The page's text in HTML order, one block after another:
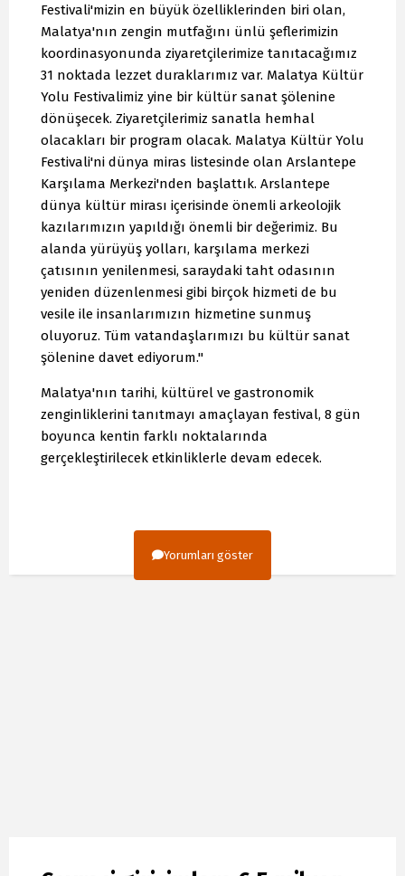
Festivali'mizin en büyük özelliklerinden biri olan,
Malatya'nın zengin mutfağını ünlü şeflerimizin
koordinasyonunda ziyaretçilerimize tanıtacağımız
31 noktada lezzet duraklarımız var. Malatya Kültür
Yolu Festivalimiz yine bir kültür sanat şölenine
dönüşecek. Ziyaretçilerimiz sanatla hemhal
olacakları bir program olacak. Malatya Kültür Yolu
Festivali'ni dünya miras listesinde olan Arslantepe
Karşılama Merkezi'nden başlattık. Arslantepe
dünya kültür mirası içerisinde önemli arkeolojik
kazılarımızın yapıldığı önemli bir değerimiz. Bu
alanda yürüyüş yolları, karşılama merkezi
çatısının yenilenmesi, saraydaki taht odasının
yeniden düzenlenmesi gibi birçok hizmeti de bu
vesile ile insanlarımızın hizmetine sunmuş
oluyoruz. Tüm vatandaşlarımızı bu kültür sanat
şölenine davet ediyorum."
Malatya'nın tarihi, kültürel ve gastronomik
zenginliklerini tanıtmayı amaçlayan festival, 8 gün
boyunca kentin farklı noktalarında
gerçekleştirilecek etkinliklerle devam edecek.
Yorumları göster